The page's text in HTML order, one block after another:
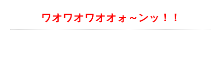
ワオワオワオオォ～ンッ！！